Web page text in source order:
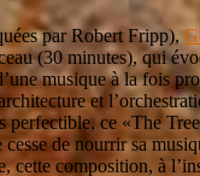
par Robert Fripp),
(30 minutes), qui
musique à la fois
et
ce «The
de nourrir sa
composition, à